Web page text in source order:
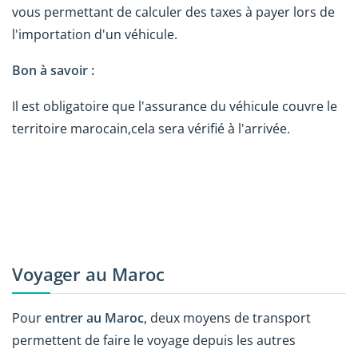
vous permettant de calculer des taxes à payer lors de
l'importation d'un véhicule.
Bon à savoir :
Il est obligatoire que l'assurance du véhicule couvre le
territoire marocain,cela sera vérifié à l'arrivée.
Voyager au Maroc
Pourentrer au Maroc, deux moyens de transport
permettent de faire le voyage depuis les autres